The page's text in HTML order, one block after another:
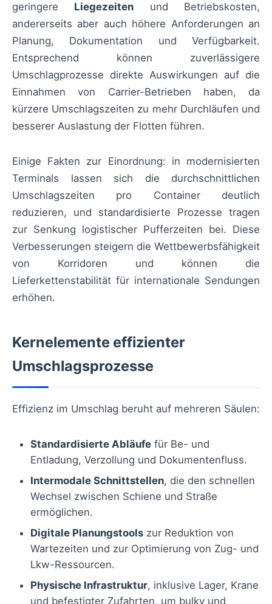
geringere Liegezeiten und Betriebskosten,
andererseits aber auch höhere Anforderungen an
Planung, Dokumentation und Verfügbarkeit.
Entsprechend können zuverlässigere
Umschlagprozesse direkte Auswirkungen auf die
Einnahmen von Carrier-Betrieben haben, da
kürzere Umschlagszeiten zu mehr Durchläufen und
besserer Auslastung der Flotten führen.
Einige Fakten zur Einordnung: in modernisierten
Terminals lassen sich die durchschnittlichen
Umschlagszeiten pro Container deutlich
reduzieren, und standardisierte Prozesse tragen
zur Senkung logistischer Pufferzeiten bei. Diese
Verbesserungen steigern die Wettbewerbsfähigkeit
von Korridoren und können die
Lieferkettenstabilität für internationale Sendungen
erhöhen.
Kernelemente effizienter
Umschlagsprozesse
Effizienz im Umschlag beruht auf mehreren Säulen:
Standardisierte Abläufe für Be- und
Entladung, Verzollung und Dokumentenfluss.
Intermodale Schnittstellen, die den schnellen
Wechsel zwischen Schiene und Straße
ermöglichen.
Digitale Planungstools zur Reduktion von
Wartezeiten und zur Optimierung von Zug- und
Lkw-Ressourcen.
Physische Infrastruktur, inklusive Lager, Krane
und befestigter Zufahrten, um bulky und